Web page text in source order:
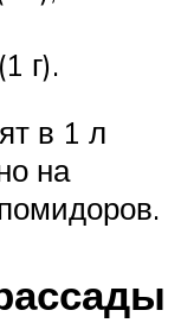
г).
в 1 л
на